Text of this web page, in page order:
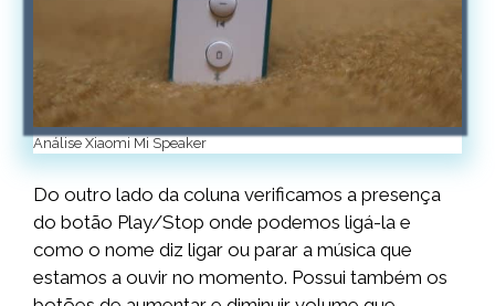
Análise Xiaomi Mi Speaker
Do outro lado da coluna verificamos a presença
do botão Play/Stop onde podemos ligá-la e
como o nome diz ligar ou parar a música que
estamos a ouvir no momento. Possui também os